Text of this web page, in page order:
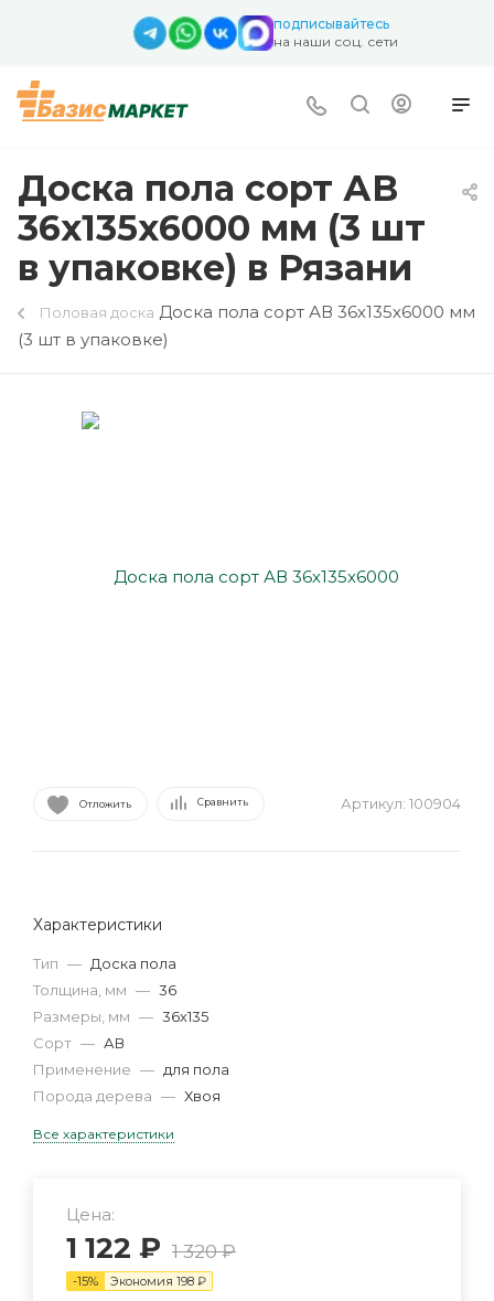
подписывайтесь
на наши соц. сети
Доска пола сорт АВ
36х135х6000 мм (3 шт
в упаковке) в Рязани
Половая доска Доска пола сорт АВ 36х135х6000 мм
(3 шт в упаковке)
Отложить Сравнить Артикул: 100904
Характеристики
Тип — Доска пола
Толщина, мм — 36
Размеры, мм — 36х135
Сорт — АВ
Применение — для пола
Порода дерева — Хвоя
Все характеристики
Цена:
1 122 ₽ 1 320₽
-15% Экономия 198 ₽